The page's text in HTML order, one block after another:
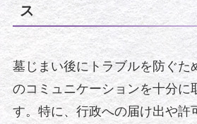
ス
墓じまい後にトラブルを防ぐた
のコミュニケーションを十分に
す。特に、行政への届け出や許